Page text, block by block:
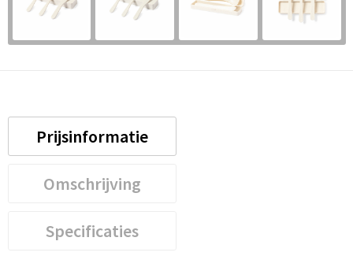
Prijsinformatie
Omschrijving
Specificaties